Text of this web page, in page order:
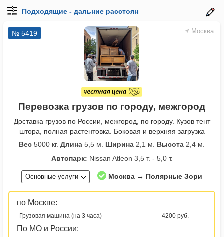
Москва
№ 5419
Перевозка грузов по городу, межгород
Доставка грузов по России, межгород, по городу. Кузов тент
штора, полная растентовка. Боковая и верхняя загрузка
Вес 5000 кг. Длина 5,5 м. Ширина 2,1 м. Высота 2,4 м.
Автопарк: Nissan Atleon 3,5 т. - 5,0 т.
Основные услуги Москва → Полярные Зори
по Москве:
- Грузовая машина (на 3 часа) 4200 руб.
По МО и России: